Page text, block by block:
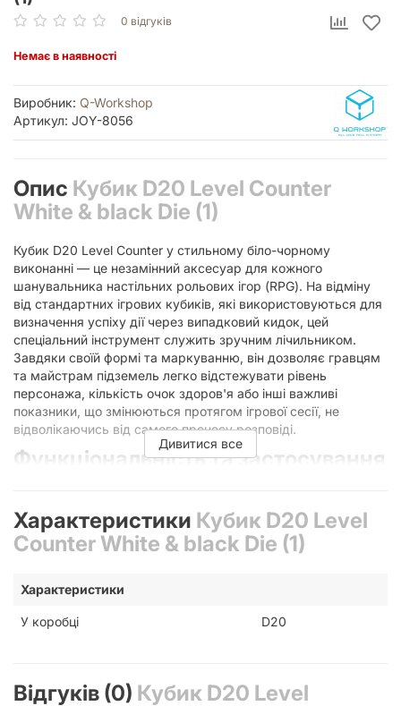
0 відгуків
Немає в наявності
Виробник: Q-Workshop
Артикул: JOY-8056
Опис Кубик D20 Level Counter
White & black Die (1)
Кубик D20 Level Counter у стильному біло-чорному
виконанні — це незамінний аксесуар для кожного
шанувальника настільних рольових ігор (RPG). На відміну
від стандартних ігрових кубиків, які використовуються для
визначення успіху дії через випадковий кидок, цей
спеціальний інструмент служить зручним лічильником.
Завдяки своїй формі та маркуванню, він дозволяє гравцям
та майстрам підземель легко відстежувати рівень
персонажа, кількість очок здоров'я або інші важливі
показники, що змінюються протягом ігрової сесії, не
відволікаючись від самого процесу розповіді.
Функціональність та застосування
Основне призначення цього кубика — бути наочним
індикатором. У складних світах Dungeons & Dragons,
Pathfinder або інших системах, де персонаж постійно
перевірити поточний рівень. Використання
персонажа або використовувати громіздкі трекери, які
гранню до себе.
Дивитися все
Характеристики Кубик D20 Level
Counter White & black Die (1)
Характеристики
У коробці D20
Відгуків (0) Кубик D20 Level